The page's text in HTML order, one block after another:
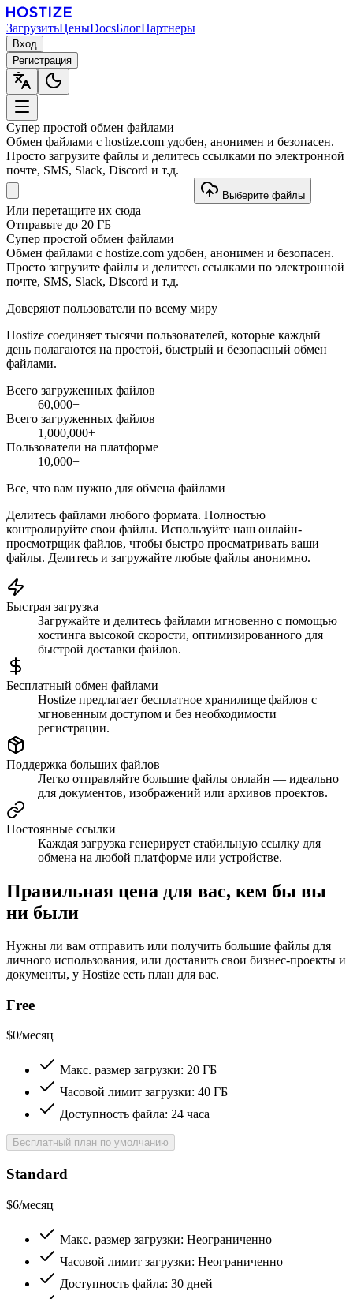
ЗагрузитьЦеныDocsБлогПартнеры
Вход
Регистрация
Супер простой обмен файлами
Обмен файлами с hostize.com удобен, анонимен и безопасен.
Просто загрузите файлы и делитесь ссылками по электронной
почте, SMS, Slack, Discord и т.д.
Выберите файлы
Или перетащите их сюда
Отправьте до 20 ГБ
Супер простой обмен файлами
Обмен файлами с hostize.com удобен, анонимен и безопасен.
Просто загрузите файлы и делитесь ссылками по электронной
почте, SMS, Slack, Discord и т.д.
Доверяют пользователи по всему миру
Hostize соединяет тысячи пользователей, которые каждый
день полагаются на простой, быстрый и безопасный обмен
файлами.
Всего загруженных файлов
60,000+
Всего загруженных файлов
1,000,000+
Пользователи на платформе
10,000+
Все, что вам нужно для обмена файлами
Делитесь файлами любого формата. Полностью
контролируйте свои файлы. Используйте наш онлайн-
просмотрщик файлов, чтобы быстро просматривать ваши
файлы. Делитесь и загружайте любые файлы анонимно.
Быстрая загрузка
Загружайте и делитесь файлами мгновенно с помощью
хостинга высокой скорости, оптимизированного для
быстрой доставки файлов.
Бесплатный обмен файлами
Hostize предлагает бесплатное хранилище файлов с
мгновенным доступом и без необходимости
регистрации.
Поддержка больших файлов
Легко отправляйте большие файлы онлайн — идеально
для документов, изображений или архивов проектов.
Постоянные ссылки
Каждая загрузка генерирует стабильную ссылку для
обмена на любой платформе или устройстве.
Правильная цена для вас, кем бы вы
ни были
Нужны ли вам отправить или получить большие файлы для
личного использования, или доставить свои бизнес-проекты и
документы, у Hostize есть план для вас.
Free
$0/месяц
Макс. размер загрузки: 20 ГБ
Часовой лимит загрузки: 40 ГБ
Доступность файла: 24 часа
Бесплатный план по умолчанию
Standard
$6/месяц
Макс. размер загрузки: Неограниченно
Часовой лимит загрузки: Неограниченно
Доступность файла: 30 дней